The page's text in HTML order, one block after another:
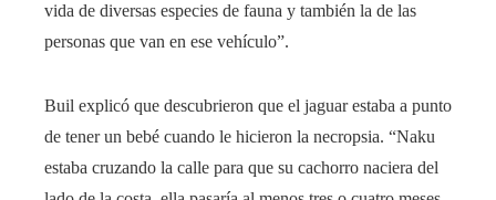
vida de diversas especies de fauna y también la de las
personas que van en ese vehículo”.
Buil explicó que descubrieron que el jaguar estaba a punto
de tener un bebé cuando le hicieron la necropsia. “Naku
estaba cruzando la calle para que su cachorro naciera del